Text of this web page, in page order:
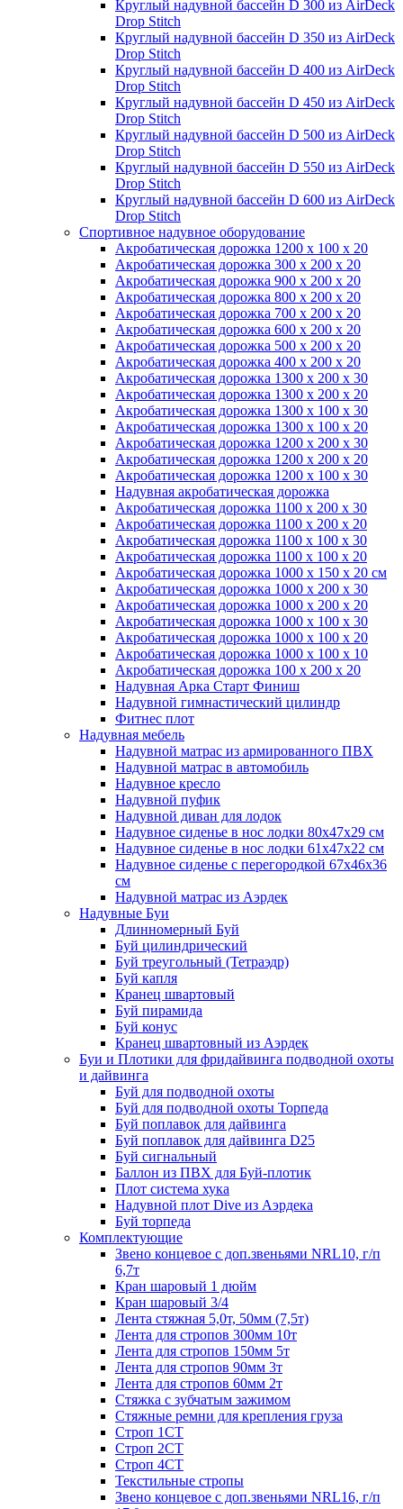
Круглый надувной бассейн D 300 из AirDeck
Drop Stitch
Круглый надувной бассейн D 350 из AirDeck
Drop Stitch
Круглый надувной бассейн D 400 из AirDeck
Drop Stitch
Круглый надувной бассейн D 450 из AirDeck
Drop Stitch
Круглый надувной бассейн D 500 из AirDeck
Drop Stitch
Круглый надувной бассейн D 550 из AirDeck
Drop Stitch
Круглый надувной бассейн D 600 из AirDeck
Drop Stitch
Спортивное надувное оборудование
Акробатическая дорожка 1200 x 100 x 20
Акробатическая дорожка 300 x 200 x 20
Акробатическая дорожка 900 x 200 x 20
Акробатическая дорожка 800 x 200 x 20
Акробатическая дорожка 700 x 200 x 20
Акробатическая дорожка 600 x 200 x 20
Акробатическая дорожка 500 x 200 x 20
Акробатическая дорожка 400 x 200 x 20
Акробатическая дорожка 1300 x 200 x 30
Акробатическая дорожка 1300 x 200 x 20
Акробатическая дорожка 1300 x 100 x 30
Акробатическая дорожка 1300 x 100 x 20
Акробатическая дорожка 1200 x 200 x 30
Акробатическая дорожка 1200 x 200 x 20
Акробатическая дорожка 1200 x 100 x 30
Надувная акробатическая дорожка
Акробатическая дорожка 1100 x 200 x 30
Акробатическая дорожка 1100 x 200 x 20
Акробатическая дорожка 1100 x 100 x 30
Акробатическая дорожка 1100 x 100 x 20
Акробатическая дорожка 1000 x 150 x 20 см
Акробатическая дорожка 1000 x 200 x 30
Акробатическая дорожка 1000 x 200 x 20
Акробатическая дорожка 1000 x 100 x 30
Акробатическая дорожка 1000 x 100 x 20
Акробатическая дорожка 1000 x 100 x 10
Акробатическая дорожка 100 x 200 x 20
Надувная Арка Старт Финиш
Надувной гимнастический цилиндр
Фитнес плот
Надувная мебель
Надувной матрас из армированного ПВХ
Надувной матрас в автомобиль
Надувное кресло
Надувной пуфик
Надувной диван для лодок
Надувное сиденье в нос лодки 80х47х29 см
Надувное сиденье в нос лодки 61х47х22 см
Надувное сиденье с перегородкой 67х46х36
см
Надувной матрас из Аэрдек
Надувные Буи
Длинномерный Буй
Буй цилиндрический
Буй треугольный (Тетраэдр)
Буй капля
Кранец швартовый
Буй пирамида
Буй конус
Кранец швартовный из Аэрдек
Буи и Плотики для фридайвинга подводной охоты
и дайвинга
Буй для подводной охоты
Буй для подводной охоты Торпеда
Буй поплавок для дайвинга
Буй поплавок для дайвинга D25
Буй сигнальный
Баллон из ПВХ для Буй-плотик
Плот система хука
Надувной плот Dive из Аэрдека
Буй торпеда
Комплектующие
Звено концевое с доп.звеньями NRL10, г/п
6,7т
Кран шаровый 1 дюйм
Кран шаровый 3/4
Лента стяжная 5,0т, 50мм (7,5т)
Лента для стропов 300мм 10т
Лента для стропов 150мм 5т
Лента для стропов 90мм 3т
Лента для стропов 60мм 2т
Стяжка с зубчатым зажимом
Стяжные ремни для крепления груза
Строп 1СТ
Строп 2СТ
Строп 4СТ
Текстильные стропы
Звено концевое с доп.звеньями NRL16, г/п